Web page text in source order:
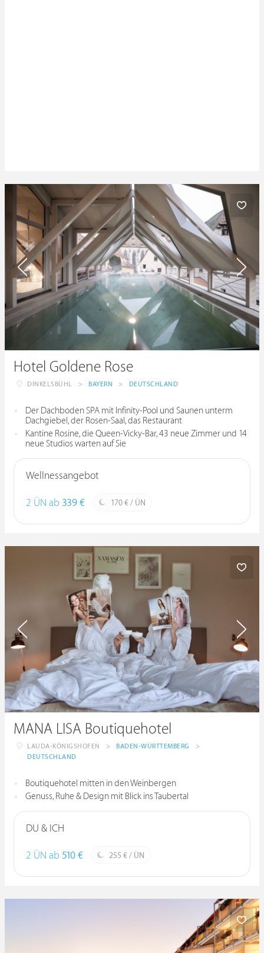
Hotel Goldene Rose
DINKELSBÜHL > BAYERN > DEUTSCHLAND
Der Dachboden SPA mit Infinity-Pool und Saunen unterm
Dachgiebel, der Rosen-Saal, das Restaurant
Kantine Rosine, die Queen-Vicky-Bar, 43 neue Zimmer und 14
neue Studios warten auf Sie
Wellnessangebot
2 ÜN ab 339 € 170 € / ÜN
MANA LISA Boutiquehotel
LAUDA-KÖNIGSHOFEN > BADEN-WÜRTTEMBERG
>
DEUTSCHLAND
Boutiquehotel mitten in den Weinbergen
Genuss, Ruhe & Design mit Blick ins Taubertal
DU & ICH
2 ÜN ab 510 € 255 € / ÜN